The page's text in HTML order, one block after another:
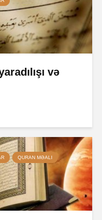
və
QURAN MƏALI